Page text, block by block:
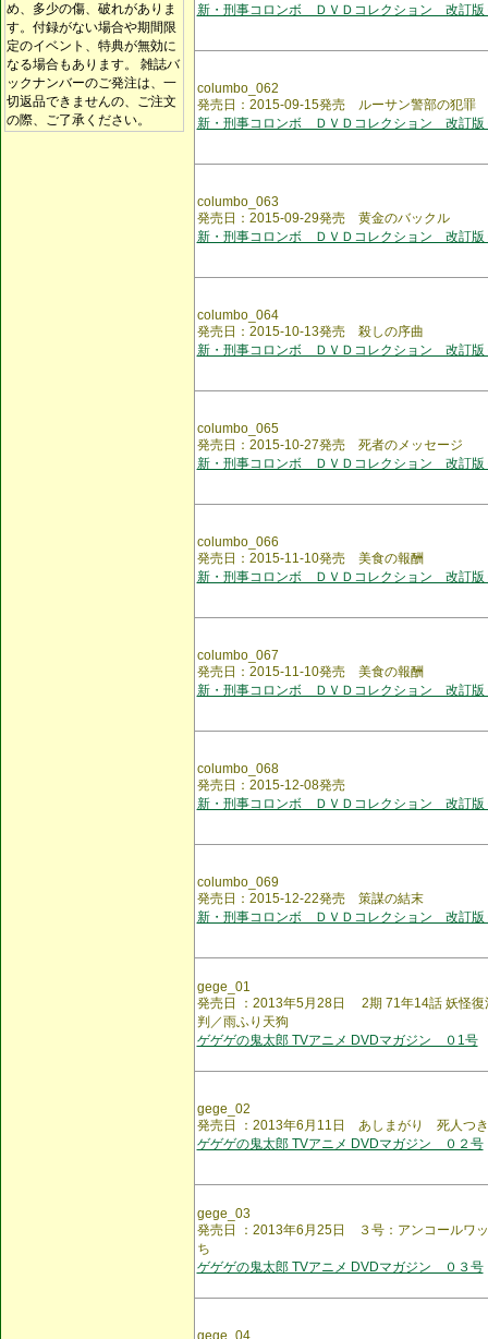
め、多少の傷、破れがありま
す。付録がない場合や期間限
定のイベント、特典が無効に
なる場合もあります。 雑誌バ
ックナンバーのご発注は、一
切返品できませんの、ご注文
の際、ご了承ください。
新・刑事コロンボ ＤＶＤコレクション 改訂版
columbo_062
発売日：2015-09-15発売 ルーサン警部の犯罪
新・刑事コロンボ ＤＶＤコレクション 改訂版
columbo_063
発売日：2015-09-29発売 黄金のバックル
新・刑事コロンボ ＤＶＤコレクション 改訂版
columbo_064
発売日：2015-10-13発売 殺しの序曲
新・刑事コロンボ ＤＶＤコレクション 改訂版
columbo_065
発売日：2015-10-27発売 死者のメッセージ
新・刑事コロンボ ＤＶＤコレクション 改訂版
columbo_066
発売日：2015-11-10発売 美食の報酬
新・刑事コロンボ ＤＶＤコレクション 改訂版
columbo_067
発売日：2015-11-10発売 美食の報酬
新・刑事コロンボ ＤＶＤコレクション 改訂版
columbo_068
発売日：2015-12-08発売
新・刑事コロンボ ＤＶＤコレクション 改訂版
columbo_069
発売日：2015-12-22発売 策謀の結末
新・刑事コロンボ ＤＶＤコレクション 改訂版
gege_01
発売日 ：2013年5月28日 2期 71年14話 妖怪復
判／雨ふり天狗
ゲゲゲの鬼太郎 TVアニメ DVDマガジン ０1号
gege_02
発売日 ：2013年6月11日 あしまがり 死人つき
ゲゲゲの鬼太郎 TVアニメ DVDマガジン ０２号
gege_03
発売日 ：2013年6月25日 ３号：アンコールワ
ち
ゲゲゲの鬼太郎 TVアニメ DVDマガジン ０３号
gege_04